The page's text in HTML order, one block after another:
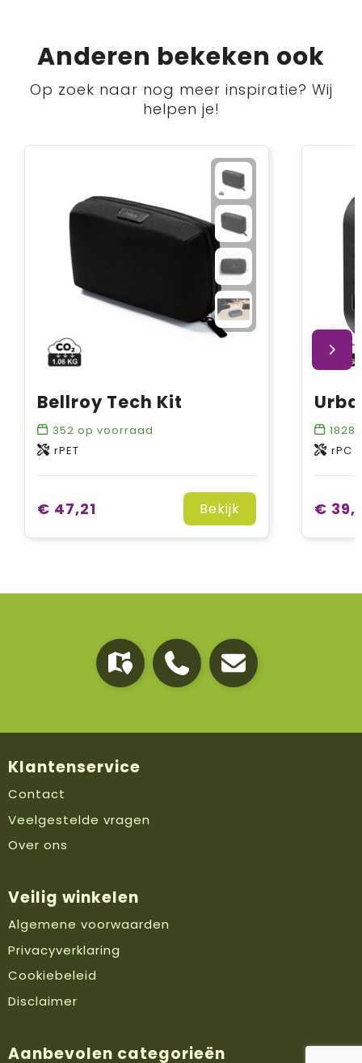
Anderen bekeken ook
Op zoek naar nog meer inspiratie? Wij
helpen je!
Bellroy Tech Kit
352 op voorraad
rPET
€ 47,21 Bekijk
1828
rPC
€
Klantenservice
Contact
Veelgestelde vragen
Over ons
Veilig winkelen
Algemene voorwaarden
Privacyverklaring
Cookiebeleid
Disclaimer
Aanbevolen categorieën